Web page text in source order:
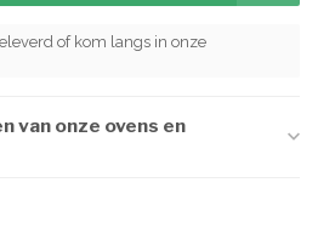
of kom langs in onze
van onze ovens en